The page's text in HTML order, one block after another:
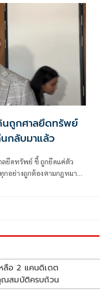
ล้วที่เคยพูดว่า “มีเราไม่มี
ข้าร่วมรัฐบาลหรือไม่ ว่า ตอน
ซึ่งก็ยังไม่ได้มีการยืนยันใน
ถูกศาลยึดทรัพย์
กลับมาแล้ว
ลยึดทรัพย์ ชี้ ถูกยึดแค่ตัว
อย่างถูกต้องตามกฎหมาย
ลือ 2 แคนดิเดต
ณสมบัติครบถ้วน